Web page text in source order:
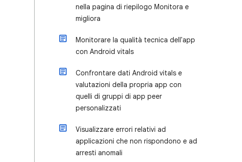
nella pagina di riepilogo Monitora e
migliora
Monitorare la qualità tecnica dell'app
con Android vitals
Confrontare dati Android vitals e
valutazioni della propria app con
quelli di gruppi di app peer
personalizzati
Visualizzare errori relativi ad
applicazioni che non rispondono e ad
arresti anomali